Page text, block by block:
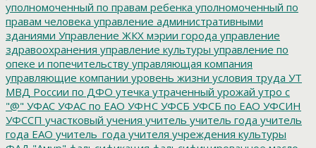
уполномоченный по правам ребенка уполномоченный по
правам человека управление административными
зданиями Управление ЖКХ мэрии города управление
здравоохранения управление культуры управление по
опеке и попечительству управляющая компания
управляющие компании уровень жизни условия труда УТ
МВД России по ДФО утечка утраченный урожай утро с
"@" УФАС УФАС по ЕАО УФНС УФСБ УФСБ по ЕАО УФСИН
УФССП участковый учения учитель учитель года учитель
года ЕАО учитель_года учителя учреждения культуры